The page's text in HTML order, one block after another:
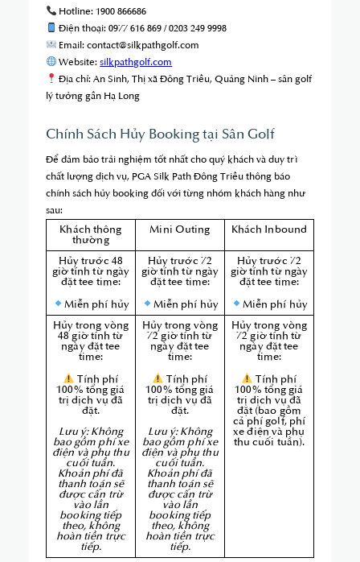
Hotline: 1900 866686
Điện thoại: 0977 616 869 / 0203 249 9998
Email:contact@silkpathgolf.com
Website:silkpathgolf.com
Địa chỉ: An Sinh, Thị xã Đông Triều, Quảng Ninh – sân golf
lý tưởng gần Hạ Long
Chính Sách Hủy Booking tại Sân Golf
Để đảm bảo trải nghiệm tốt nhất cho quý khách và duy trì
chất lượng dịch vụ, PGA Silk Path Đông Triều thông báo
chính sách hủy booking đối với từng nhóm khách hàng như
sau:
Khách thông
thường
Mini Outing
Khách Inbound
Hủy trước 48
giờ tính từ ngày
đặt tee time:
Miễn phí hủy
Hủy trước 72
giờ tính từ ngày
đặt tee time:
Miễn phí hủy
Hủy trước 72
giờ tính từ ngày
đặt tee time:
Miễn phí hủy
Hủy trong vòng
48 giờ tính từ
ngày đặt tee
time:
Tính phí
100% tổng giá
trị dịch vụ đã
đặt.
Lưu ý: Không
bao gồm phí xe
điện và phụ thu
cuối tuần.
Khoản phí đã
thanh toán sẽ
được cấn trừ
vào lần
booking tiếp
theo, không
hoàn tiền trực
tiếp.
Hủy trong vòng
72 giờ tính từ
ngày đặt tee
time:
Tính phí
100% tổng giá
trị dịch vụ đã
đặt.
Lưu ý:Không
bao gồm phí xe
điện và phụ thu
cuối tuần.
Khoản phí đã
thanh toán sẽ
được cấn trừ
vào lần
booking tiếp
theo, không
hoàn tiền trực
tiếp.
Hủy trong vòng
72 giờ tính từ
ngày đặt tee
time:
Tính phí
100% tổng giá
trị dịch vụ đã
đặt (bao gồm
cả phí golf, phí
xe điện và phụ
thu cuối tuần).